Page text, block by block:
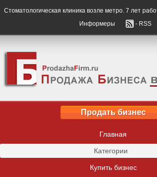
Стоматологическая клиника возле метро. 7 лет
Информеры
- RSS
Продать бизнес
Главная
Категории
Купить бизнес